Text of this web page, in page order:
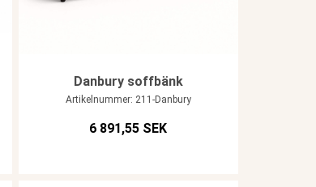
Danbury soffbänk
Artikelnummer: 211-Danbury
6 891,55 SEK